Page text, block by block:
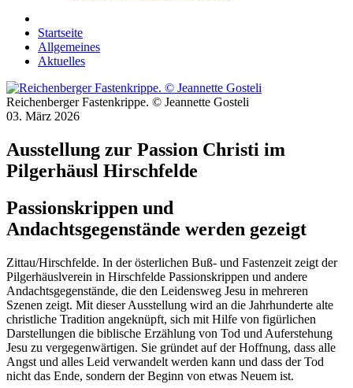
Startseite
Allgemeines
Aktuelles
Reichenberger Fastenkrippe. © Jeannette Gosteli
03. März 2026
Ausstellung zur Passion Christi im
Pilgerhäusl Hirschfelde
Passionskrippen und
Andachtsgegenstände werden gezeigt
Zittau/Hirschfelde. In der österlichen Buß- und Fastenzeit zeigt der
Pilgerhäuslverein in Hirschfelde Passionskrippen und andere
Andachtsgegenstände, die den Leidensweg Jesu in mehreren
Szenen zeigt. Mit dieser Ausstellung wird an die Jahrhunderte alte
christliche Tradition angeknüpft, sich mit Hilfe von figürlichen
Darstellungen die biblische Erzählung von Tod und Auferstehung
Jesu zu vergegenwärtigen. Sie gründet auf der Hoffnung, dass alle
Angst und alles Leid verwandelt werden kann und dass der Tod
nicht das Ende, sondern der Beginn von etwas Neuem ist.